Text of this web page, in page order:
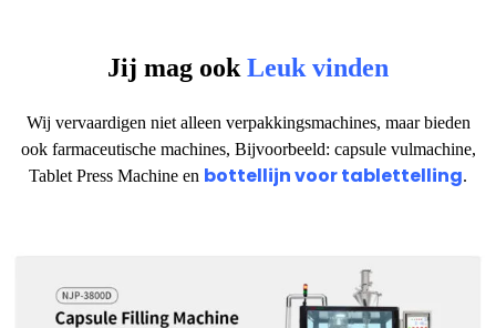
Jij mag ook Leuk vinden
Wij vervaardigen niet alleen verpakkingsmachines, maar bieden
ook farmaceutische machines, Bijvoorbeeld: capsule vulmachine,
Tablet Press Machine en bottellijn voor tablettelling.